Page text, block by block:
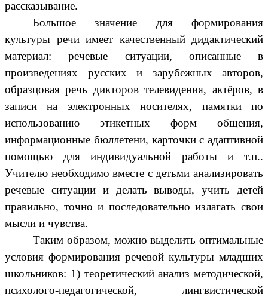
рассказывание.
Большое значение для формирования
культуры речи имеет качественный дидактический
материал: речевые ситуации, описанные в
произведениях русских и зарубежных авторов,
образцовая речь дикторов телевидения, актёров, в
записи на электронных носителях, памятки по
использованию этикетных форм общения,
информационные бюллетени, карточки с адаптивной
помощью для индивидуальной работы и т.п..
Учителю необходимо вместе с детьми анализировать
речевые ситуации и делать выводы, учить детей
правильно, точно и последовательно излагать свои
мысли и чувства.
Таким образом, можно выделить оптимальные
условия формирования речевой культуры младших
школьников: 1) теоретический анализ методической,
психолого-педагогической, лингвистической